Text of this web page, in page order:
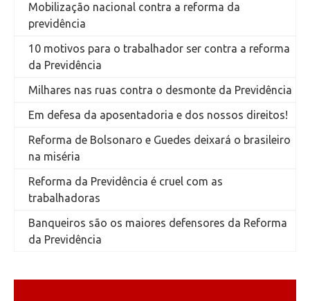
Mobilização nacional contra a reforma da
previdência
10 motivos para o trabalhador ser contra a reforma
da Previdência
Milhares nas ruas contra o desmonte da Previdência
Em defesa da aposentadoria e dos nossos direitos!
Reforma de Bolsonaro e Guedes deixará o brasileiro
na miséria
Reforma da Previdência é cruel com as
trabalhadoras
Banqueiros são os maiores defensores da Reforma
da Previdência